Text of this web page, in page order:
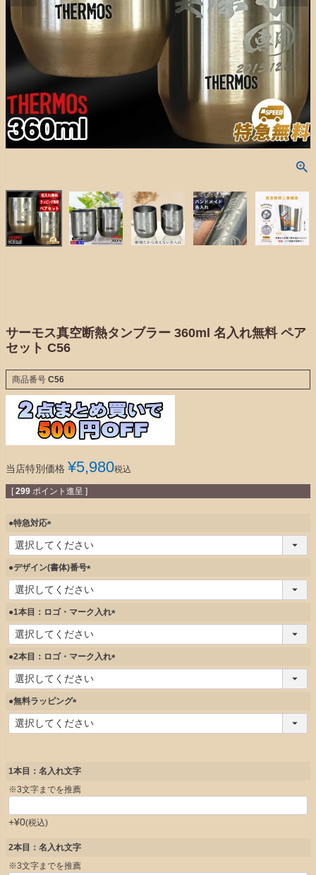
サーモス真空断熱タンブラー 360ml 名入れ無料 ペア
セット C56
商品番号 C56
当店特別価格 ¥5,980税込
[ 299 ポイント進呈 ]
●特急対応
(
必
須
●デザイン(書体)番号
(
必
須
●1本目：ロゴ・マーク入れ
(
須
●2本目：ロゴ・マーク入れ
(
●無料ラッピング
(
必
1本目：名入れ文字
※3文字までを推薦
+¥0 税込
2本目：名入れ文字
※3文字までを推薦